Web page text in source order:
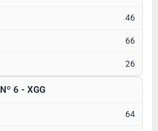
46
66
26
Nº 6 - XGG
64